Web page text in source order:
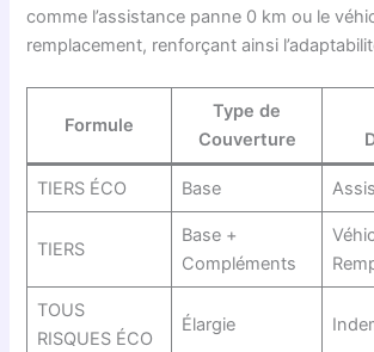
comme l’assistance panne 0 km ou le
remplacement, renforçant ainsi
Formule
Type de
Couverture
TIERS ÉCO Base
TIERS
Base +
Compléments
TOUS
RISQUES ÉCO
Élargie